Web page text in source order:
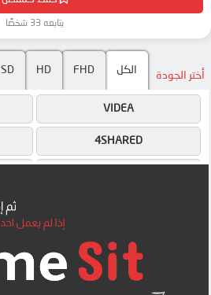
يتابعه 33 شخصًا
أختر الجودة الكل FHD
HD
SD
VIDEA
4SHARED